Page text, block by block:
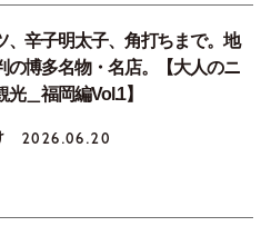
、辛子明太子、角打ちまで。地
の博多名物・名店。【大人のニ
光＿福岡編Vol.1】
2026.06.20